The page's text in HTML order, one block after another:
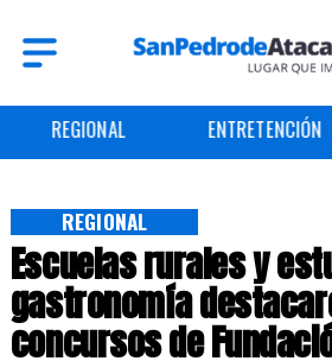
ENTRETENCIÓN DEPORTES
Escuelas rurales y
gastronomía
concursos de
REGIONAL